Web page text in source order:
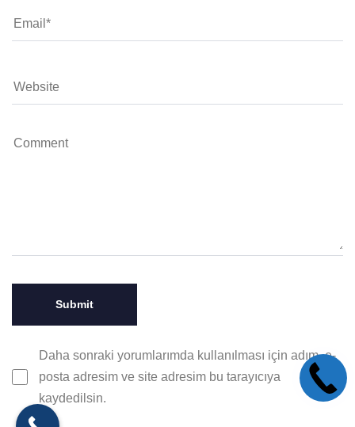
Daha sonraki yorumlarımda kullanılması için adım, e-
posta adresim ve site adresim bu tarayıcıya
kaydedilsin.